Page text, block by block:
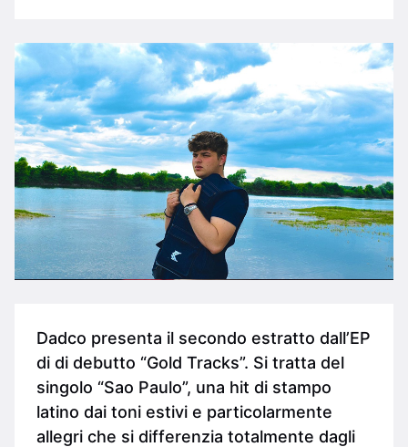
Dadco presenta il secondo estratto dall’EP
di di debutto “Gold Tracks”. Si tratta del
singolo “Sao Paulo”, una hit di stampo
latino dai toni estivi e particolarmente
allegri che si differenzia totalmente dagli